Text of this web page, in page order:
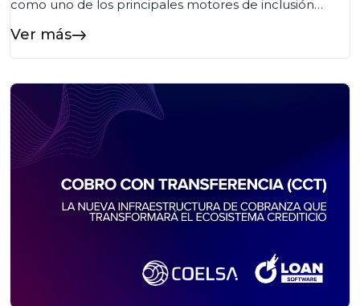
como uno de los principales motores de inclusión
Informe de Crédito Fintech elaborado por el ITBA y la
Cámara Argentina Fintech, más de 8,1 millones de
personas ya acceden a crédito fintech en […]...
Ver más